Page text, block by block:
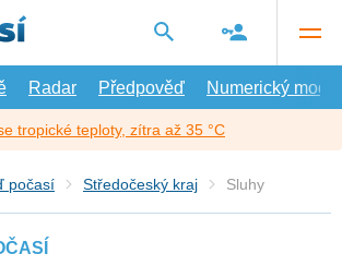
Radar Předpověď Numerický model
tropické teploty, zítra až 35 °C
počasí Středočeský kraj Sluhy